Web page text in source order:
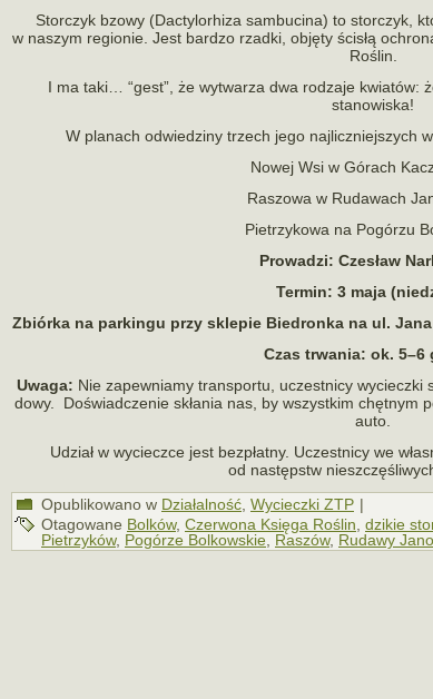
Storczyk bzowy (Dactylorhiza sam­bu­cina) to stor­czyk,
w naszym regio­nie. Jest bar­dzo rzadki, objęty ścisłą
Roślin.
I ma taki… “gest”, że wytwa­rza dwa rodzaje kwia­tów:
stanowiska!
W pla­nach odwie­dziny trzech jego naj­licz­niej­szych
Nowej Wsi w Górach
Raszowa w Rudawach
Pietrzykowa na Pogórzu
Prowadzi: Czesław
Termin: 3 maja
Zbiórka na par­kingu przy skle­pie Biedronka na ul. Jana
Czas trwa­nia: ok. 5–6
Uwaga: Nie zapew­niamy trans­portu, uczest­nicy
dowy. Doświadczenie skła­nia nas, by wszyst­kim chęt­nym
auto.
Udział w wycieczce jest bez­płatny. Uczestnicy we
od następstw
Opublikowano w Działalność Wycieczki ZTP |
Otagowane Bolków, Czerwona Księga Roślin dzikie
Pietrzyków, Pogórze Bolkowskie Raszów, Rudawy